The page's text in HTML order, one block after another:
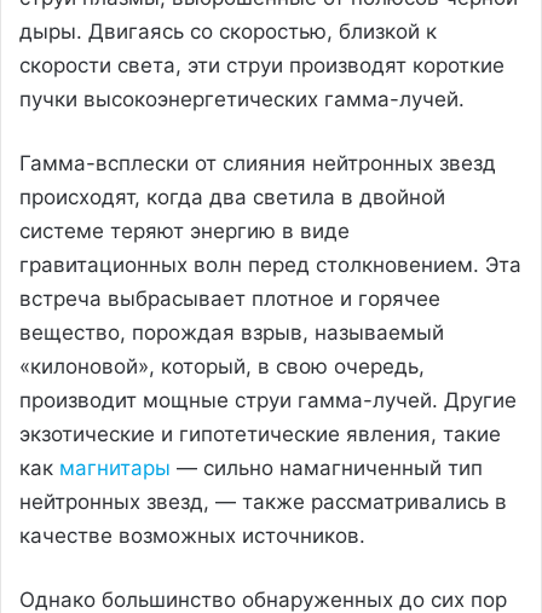
дыры. Двигаясь со скоростью, близкой к
скорости света, эти струи производят короткие
пучки высокоэнергетических гамма-лучей.
Гамма-всплески от слияния нейтронных звезд
происходят, когда два светила в двойной
системе теряют энергию в виде
гравитационных волн перед столкновением. Эта
встреча выбрасывает плотное и горячее
вещество, порождая взрыв, называемый
«килоновой», который, в свою очередь,
производит мощные струи гамма-лучей. Другие
экзотические и гипотетические явления, такие
как магнитары — сильно намагниченный тип
нейтронных звезд, — также рассматривались в
качестве возможных источников.
Однако большинство обнаруженных до сих пор